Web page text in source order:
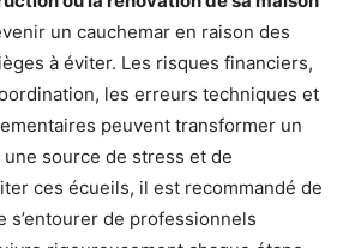
un cauchemar en raison des
à éviter. Les risques financiers,
les erreurs techniques et
peuvent transformer un
source de stress et de
ces écueils, il est recommandé de
s’entourer de professionnels